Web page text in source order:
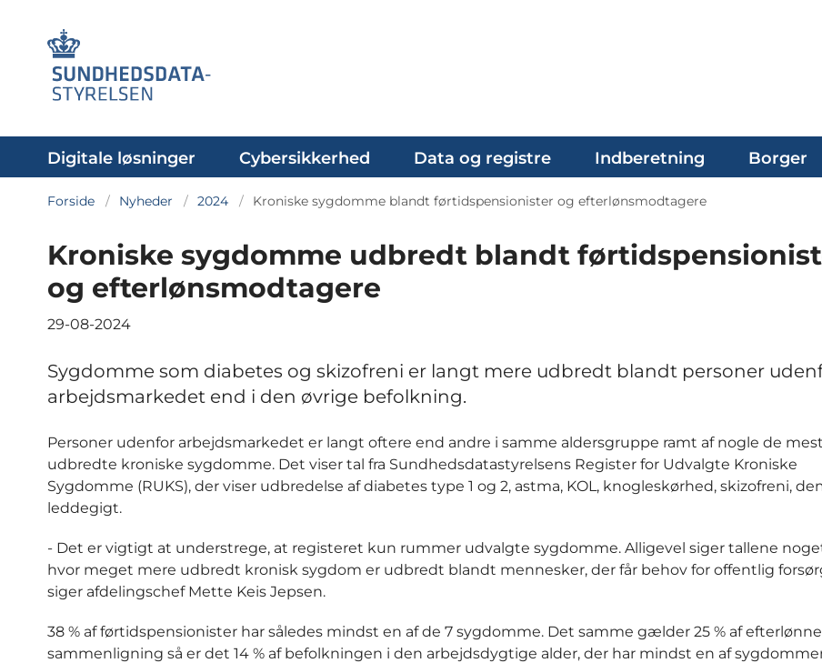
Digitale løsninger Cybersikkerhed Data og registre Indberetning Borger
Forside Nyheder 2024 Kroniske sygdomme blandt førtidspensionister og efterlønsmodtagere
Kroniske sygdomme udbredt blandt
og efterlønsmodtagere
29-08-2024
Sygdomme som diabetes og skizofreni er langt mere udbredt blandt personer
arbejdsmarkedet end i den øvrige befolkning.
Personer udenfor arbejdsmarkedet er langt oftere end andre i samme aldersgruppe ramt af nogle de mest
udbredte kroniske sygdomme. Det viser tal fra Sundhedsdatastyrelsens Register for Udvalgte Kroniske
Sygdomme (RUKS), der viser udbredelse af diabetes type 1 og 2, astma, KOL, knogleskørhed, skizofreni,
leddegigt.
- Det er vigtigt at understrege, at registeret kun rummer udvalgte sygdomme. Alligevel siger tallene
hvor meget mere udbredt kronisk sygdom er udbredt blandt mennesker, der får behov for offentlig
siger afdelingschef Mette Keis Jepsen.
38 % af førtidspensionister har således mindst en af de 7 sygdomme. Det samme gælder 25 % af
sammenligning så er det 14 % af befolkningen i den arbejdsdygtige alder, der har mindst en af